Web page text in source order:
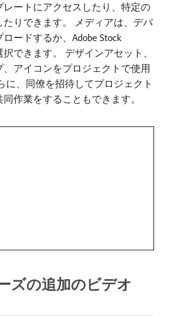
レートにアクセスしたり、特定の
たりできます。 メディアは、デバ
ードするか、Adobe Stock
できます。 デザインアセット、
アイコンをプロジェクトで使用
に、同僚を招待してプロジェクト
作業をすることもできます。
ズの追加のビデオ